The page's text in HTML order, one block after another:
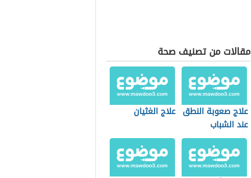
مقالات من تصنيف صحة
علاج صعوبة النطق
عند الشباب
علاج الغثيان